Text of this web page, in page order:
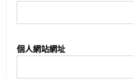
個人網站網址